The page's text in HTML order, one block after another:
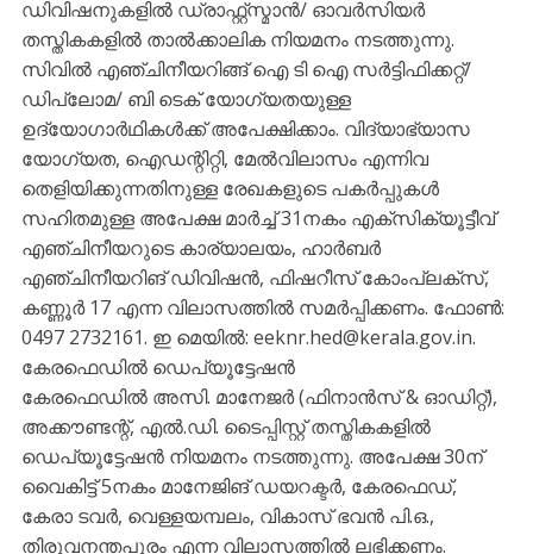
ഡിവിഷനുകളില്‍ ഡ്രാഫ്റ്റ്‌സ്മാന്‍/ ഓവര്‍സിയര്‍
തസ്തികകളില്‍ താല്‍ക്കാലിക നിയമനം നടത്തുന്നു.
സിവില്‍ എഞ്ചിനീയറിങ്ങ് ഐ ടി ഐ സര്‍ട്ടിഫിക്കറ്റ്/
ഡിപ്ലോമ/ ബി ടെക് യോഗ്യതയുള്ള
ഉദ്യോഗാര്‍ഥികള്‍ക്ക് അപേക്ഷിക്കാം. വിദ്യാഭ്യാസ
യോഗ്യത, ഐഡന്റിറ്റി, മേല്‍വിലാസം എന്നിവ
തെളിയിക്കുന്നതിനുള്ള രേഖകളുടെ പകര്‍പ്പുകള്‍
സഹിതമുള്ള അപേക്ഷ മാര്‍ച്ച് 31നകം എക്‌സിക്യൂട്ടീവ്
എഞ്ചിനീയറുടെ കാര്യാലയം, ഹാര്‍ബര്‍
എഞ്ചിനീയറിങ് ഡിവിഷന്‍, ഫിഷറീസ് കോംപ്ലക്‌സ്,
കണ്ണൂര്‍ 17 എന്ന വിലാസത്തില്‍ സമര്‍പ്പിക്കണം. ഫോണ്‍:
0497 2732161. ഇ മെയില്‍: eeknr.hed@kerala.gov.in.
കേരഫെഡിൽ ഡെപ്യൂട്ടേഷൻ
കേരഫെഡിൽ അസി. മാനേജർ (ഫിനാൻസ് & ഓഡിറ്റ്),
അക്കൗണ്ടന്റ്, എൽ.ഡി. ടൈപ്പിസ്റ്റ് തസ്തികകളിൽ
ഡെപ്യൂട്ടേഷൻ നിയമനം നടത്തുന്നു. അപേക്ഷ 30ന്
വൈകിട്ട് 5നകം മാനേജിങ് ഡയറക്ടർ, കേരഫെഡ്,
കേരാ ടവർ, വെള്ളയമ്പലം, വികാസ് ഭവൻ പി.ഒ.,
തിരുവനന്തപുരം എന്ന വിലാസത്തിൽ ലഭിക്കണം.